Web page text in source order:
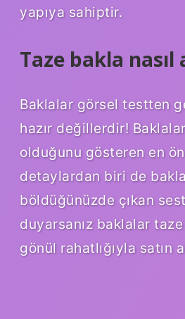
yapıya sahiptir.
Taze bakla nasıl
Baklalar görsel testten
hazır değillerdir!
olduğunu gösteren en
detaylardan biri de
böldüğünüzde çıkan
duyarsanız baklalar
gönül rahatlığıyla satın